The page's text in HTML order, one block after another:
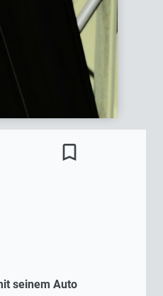
bookmark_border
seinem Auto